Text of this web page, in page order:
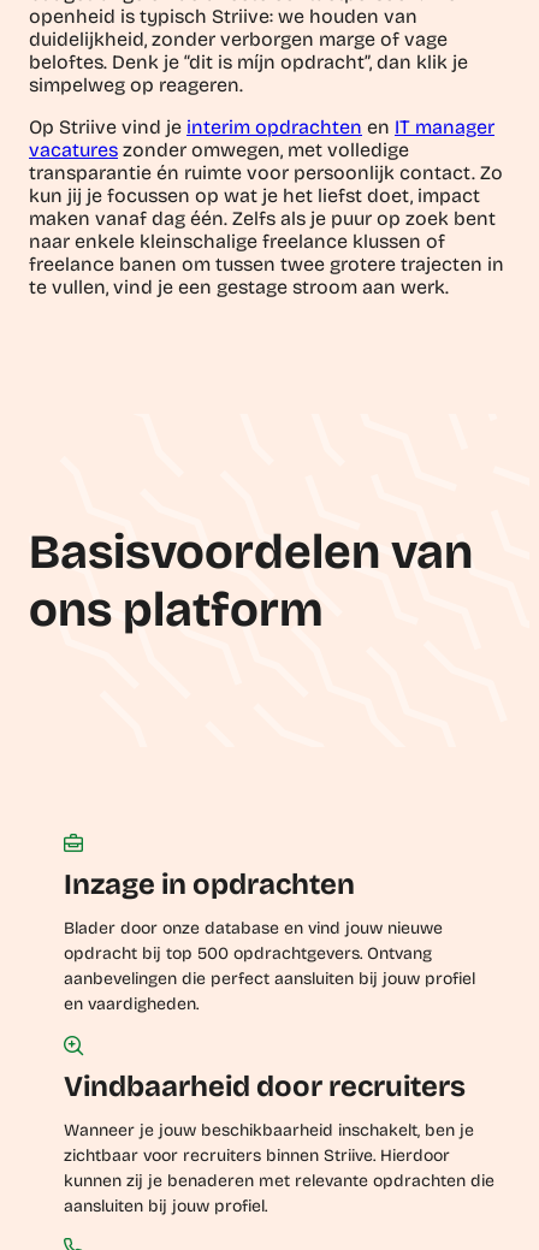
openheid is typisch Striive: we houden van
duidelijkheid, zonder verborgen marge of vage
beloftes. Denk je “dit is míjn opdracht”, dan klik je
simpelweg op reageren.
Op Striive vind je interim opdrachten en IT manager
vacatures zonder omwegen, met volledige
transparantie én ruimte voor persoonlijk contact. Zo
kun jij je focussen op wat je het liefst doet, impact
maken vanaf dag één. Zelfs als je puur op zoek bent
naar enkele kleinschalige freelance klussen of
freelance banen om tussen twee grotere trajecten in
te vullen, vind je een gestage stroom aan werk.
Basisvoordelen van
ons platform
Inzage in opdrachten
Blader door onze database en vind jouw nieuwe
opdracht bij top 500 opdrachtgevers. Ontvang
aanbevelingen die perfect aansluiten bij jouw profiel
en vaardigheden.
Vindbaarheid door recruiters
Wanneer je jouw beschikbaarheid inschakelt, ben je
zichtbaar voor recruiters binnen Striive. Hierdoor
kunnen zij je benaderen met relevante opdrachten die
aansluiten bij jouw profiel.